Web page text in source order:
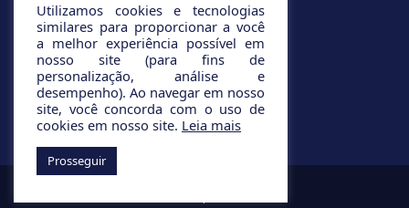
Utilizamos cookies e tecnologias
similares para proporcionar a você
a melhor experiência possível em
nosso site (para fins de
personalização, análise e
desempenho). Ao navegar em nosso
site, você concorda com o uso de
cookies em nosso site. Leia mais
Prosseguir